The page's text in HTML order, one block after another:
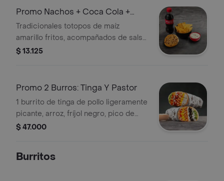
Promo Nachos + Coca Cola +
Galleta
Tradicionales totopos de maíz
amarillo fritos, acompañados de salsa
tremendo, coca cola de 250 ml y
$ 13.125
Promo 2 Burros: Tinga Y Pastor
1 burrito de tinga de pollo ligeramente
picante, arroz, fríjol negro, pico de
gallo, sour cream, maíz tierno,
maduritos, cebolla fresca, guacamole
$ 47.000
Burritos